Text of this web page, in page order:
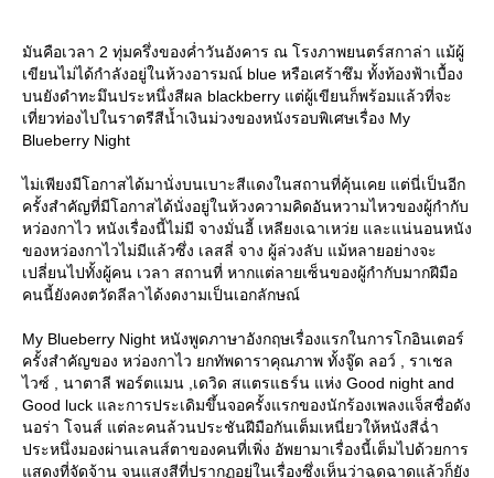
มันคือเวลา 2 ทุ่มครึ่งของค่ำวันอังคาร ณ โรงภาพยนตร์สกาล่า แม้ผู้
เขียนไม่ได้กำลังอยู่ในห้วงอารมณ์ blue หรือเศร้าซึม ทั้งท้องฟ้าเบื้อง
บนยังดำทะมึนประหนึ่งสีผล blackberry แต่ผู้เขียนก็พร้อมแล้วที่จะ
เที่ยวท่องไปในราตรีสีน้ำเงินม่วงของหนังรอบพิเศษเรื่อง My
Blueberry Night
ไม่เพียงมีโอกาสได้มานั่งบนเบาะสีแดงในสถานที่คุ้นเคย แต่นี่เป็นอีก
ครั้งสำคัญที่มีโอกาสได้นั่งอยู่ในห้วงความคิดอันหวามไหวของผู้กำกับ
หว่องกาไว หนังเรื่องนี้ไม่มี จางมั่นอี้ เหลียงเฉาเหว่ย และแน่นอนหนัง
ของหว่องกาไวไม่มีแล้วซึ่ง เลสลี่ จาง ผู้ล่วงลับ แม้หลายอย่างจะ
เปลี่ยนไปทั้งผู้คน เวลา สถานที่ หากแต่ลายเซ็นของผู้กำกับมากฝีมือ
คนนี้ยังคงตวัดลีลาได้งดงามเป็นเอกลักษณ์
My Blueberry Night หนังพูดภาษาอังกฤษเรื่องแรกในการโกอินเตอร์
ครั้งสำคัญของ หว่องกาไว ยกทัพดาราคุณภาพ ทั้งจู๊ด ลอว์ , ราเชล
ไวซ์ , นาตาลี พอร์ตแมน ,เดวิด สแตรแธร์น แห่ง Good night and
Good luck และการประเดิมขึ้นจอครั้งแรกของนักร้องเพลงแจ็สชื่อดัง
นอร่า โจนส์ แต่ละคนล้วนประชันฝีมือกันเต็มเหนี่ยวให้หนังสีฉ่ำ
ประหนึ่งมองผ่านเลนส์ตาของคนที่เพิ่ง อัพยามาเรื่องนี้เต็มไปด้วยการ
สดงที่จัดจ้าน จนแสงสีที่ปรากฏอยู่ในเรื่องซึ่งเห็นว่าฉูดฉาดแล้วก็ยัง